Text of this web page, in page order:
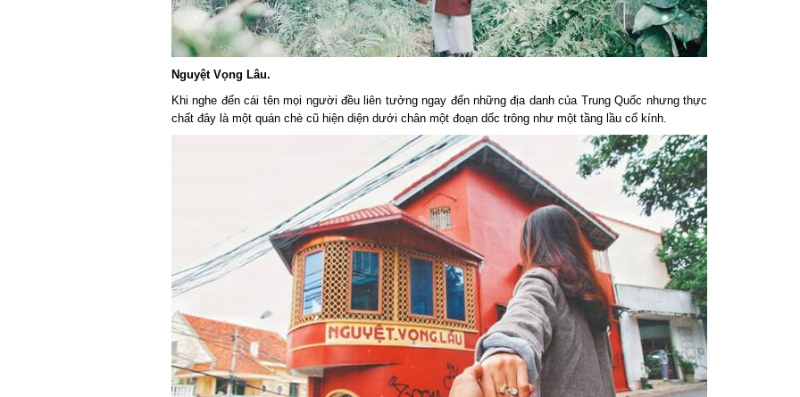
Nguyệt Vọng Lâu.
Khi nghe đến cái tên mọi người đều liên tưởng ngay đến những địa danh của Trung Quốc nhưng thực
chất đây là một quán chè cũ hiện diện dưới chân một đoạn dốc trông như một tầng lầu cổ kính.